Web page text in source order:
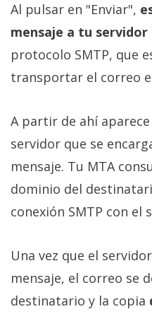
Al pulsar en "Enviar",
mensaje a tu servidor
protocolo SMTP, que
transportar el correo
A partir de ahí aparece
servidor que se
mensaje. Tu MTA
dominio del
conexión SMTP con
Una vez que el
mensaje, el correo se
destinatario y la copia